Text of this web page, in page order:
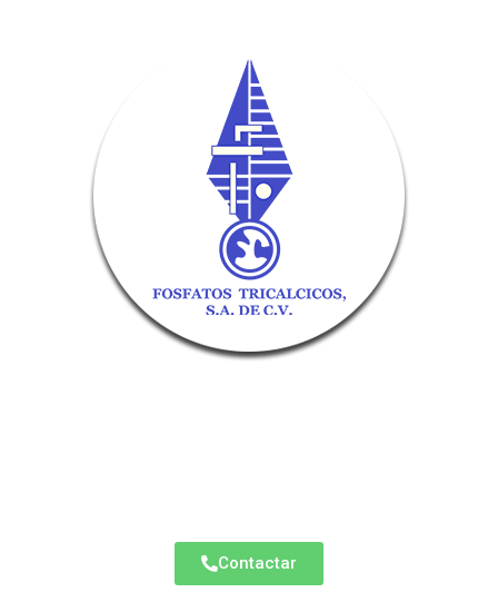
Contactar